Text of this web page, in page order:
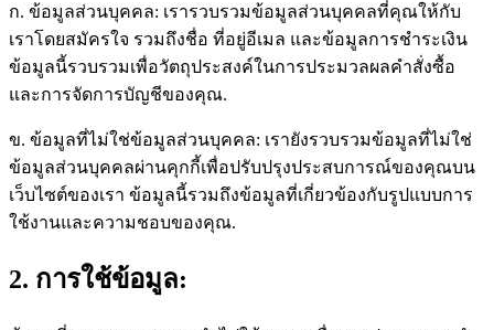
ก. ข้อมูลส่วนบุคคล: เรารวบรวมข้อมูลส่วนบุคคลที่คุณให้กับ
เราโดยสมัครใจ รวมถึงชื่อ ที่อยู่อีเมล และข้อมูลการชำระเงิน
ข้อมูลนี้รวบรวมเพื่อวัตถุประสงค์ในการประมวลผลคำสั่งซื้อ
และการจัดการบัญชีของคุณ.
ข. ข้อมูลที่ไม่ใช่ข้อมูลส่วนบุคคล: เรายังรวบรวมข้อมูลที่ไม่ใช่
ข้อมูลส่วนบุคคลผ่านคุกกี้เพื่อปรับปรุงประสบการณ์ของคุณบน
เว็บไซต์ของเรา ข้อมูลนี้รวมถึงข้อมูลที่เกี่ยวข้องกับรูปแบบการ
ใช้งานและความชอบของคุณ.
2. การใช้ข้อมูล: